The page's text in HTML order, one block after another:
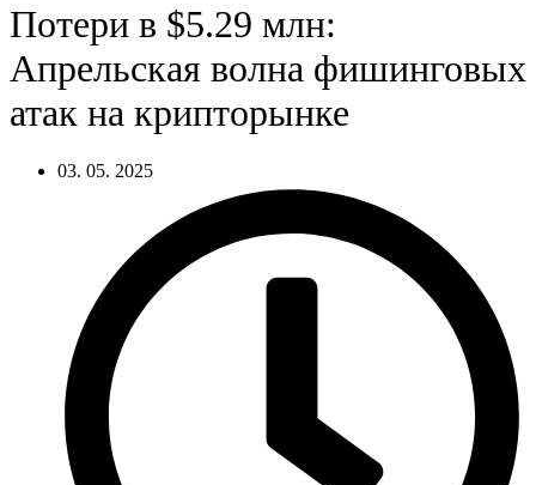
Потери в $5.29 млн:
Апрельская волна фишинговых
атак на крипторынке
03. 05. 2025